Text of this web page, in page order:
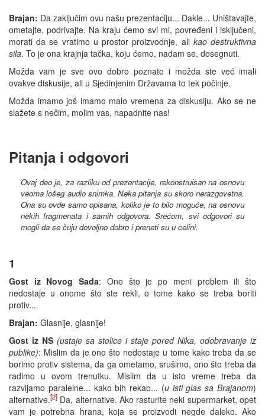
Brajan: Da zaključim ovu našu prezentaciju... Dakle... Uništavajte,
ometajte, podrivajte. Na kraju ćemo svi mi, povređeni i isključeni,
morati da se vratimo u prostor proizvodnje, ali kao destruktivna
sila. To je ona krajnja tačka, koju ćemo, nadam se, dosegnuti.
Možda vam je sve ovo dobro poznato i možda ste već imali
ovakve diskusije, ali u Sjedinjenim Državama to tek počinje.
Možda imamo još imamo malo vremena za diskusiju. Ako se ne
slažete s nečim, molim vas, napadnite nas!
Pitanja i odgovori
Ovaj deo je, za razliku od prezentacije, rekonstruisan na osnovu
veoma lošeg audio snimka. Neka pitanja su skoro nerazgovetna.
Ona su ovde samo opisana, koliko je to bilo moguće, na osnovu
nekih fragmenata i samih odgovora. Srećom, svi odgovori su
mogli da se čuju dovoljno dobro i preneti su u celini.
1
Gost iz Novog Sada: Ono što je po meni problem ili što
nedostaje u onome što ste rekli, o tome kako se treba boriti
protiv...
Brajan: Glasnije, glasnije!
Gost iz NS (ustaje sa stolice i staje pored Nika, odobravanje iz
publike): Mislim da je ono što nedostaje u tome kako treba da se
borimo protiv sistema, da ga ometamo, srušimo, ono što treba da
radimo u ovom trenutku. Mislim da u isto vreme treba da
razvijamo paralelne... kako bih rekao... (u isti glas sa Brajanom)
alternative.[2] Da, alternative. Ako rasturite neki supermarket, opet
vam je potrebna hrana, koja se proizvodi negde daleko. Ako